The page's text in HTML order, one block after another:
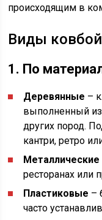
происходящим в
Виды
1. По
Деревянные –
выполненный из
других пород.
кантри, ретро
Металлические
ресторанах или
Пластиковые –
часто